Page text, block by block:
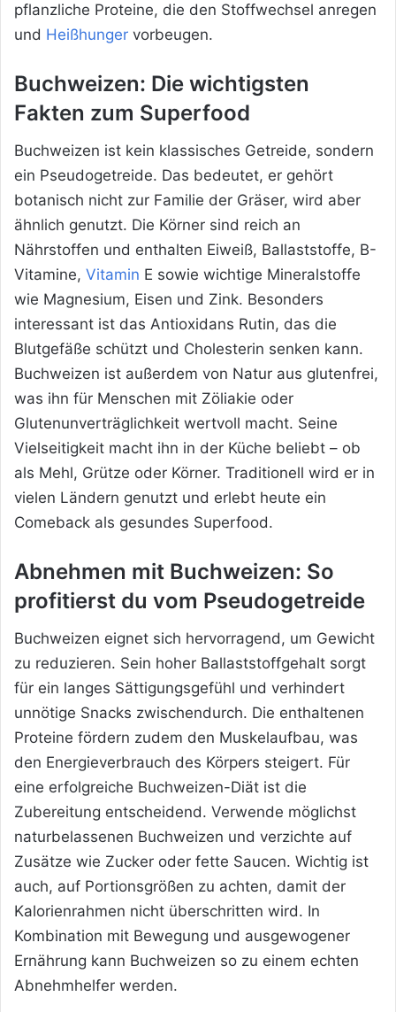
pflanzliche Proteine, die den Stoffwechsel anregen
und Heißhunger vorbeugen.
Buchweizen: Die wichtigsten
Fakten zum Superfood
Buchweizen ist kein klassisches Getreide, sondern
ein Pseudogetreide. Das bedeutet, er gehört
botanisch nicht zur Familie der Gräser, wird aber
ähnlich genutzt. Die Körner sind reich an
Nährstoffen und enthalten Eiweiß, Ballaststoffe, B-
Vitamine, Vitamin E sowie wichtige Mineralstoffe
wie Magnesium, Eisen und Zink. Besonders
interessant ist das Antioxidans Rutin, das die
Blutgefäße schützt und Cholesterin senken kann.
Buchweizen ist außerdem von Natur aus glutenfrei,
was ihn für Menschen mit Zöliakie oder
Glutenunverträglichkeit wertvoll macht. Seine
Vielseitigkeit macht ihn in der Küche beliebt – ob
als Mehl, Grütze oder Körner. Traditionell wird er in
vielen Ländern genutzt und erlebt heute ein
Comeback als gesundes Superfood.
Abnehmen mit Buchweizen: So
profitierst du vom Pseudogetreide
Buchweizen eignet sich hervorragend, um Gewicht
zu reduzieren. Sein hoher Ballaststoffgehalt sorgt
für ein langes Sättigungsgefühl und verhindert
unnötige Snacks zwischendurch. Die enthaltenen
Proteine fördern zudem den Muskelaufbau, was
den Energieverbrauch des Körpers steigert. Für
eine erfolgreiche Buchweizen-Diät ist die
Zubereitung entscheidend. Verwende möglichst
naturbelassenen Buchweizen und verzichte auf
Zusätze wie Zucker oder fette Saucen. Wichtig ist
auch, auf Portionsgrößen zu achten, damit der
Kalorienrahmen nicht überschritten wird. In
Kombination mit Bewegung und ausgewogener
Ernährung kann Buchweizen so zu einem echten
Abnehmhelfer werden.